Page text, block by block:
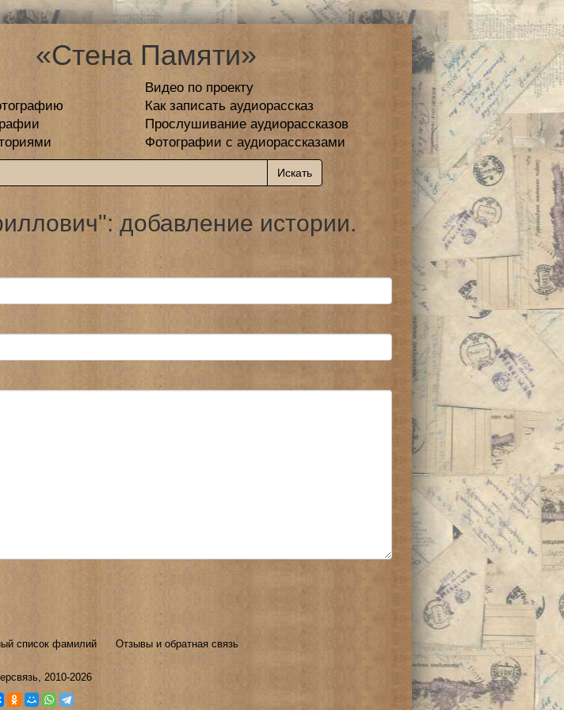
«Стена Памяти»
Видео по проекту
Как записать аудиорассказ
Прослушивание аудиорассказов
Фотографии с аудиорассказами
добавление истории.
список фамилий Отзывы и обратная связь
, 2010-2026